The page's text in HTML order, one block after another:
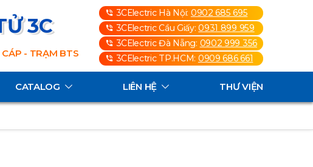
3C
- TRẠM BTS
3CElectric Hà Nội: 0902 685 695
3CElectric Cầu Giấy:0931 899 959
3CElectric Đà Nẵng: 0902 999 356
3CElectric TP.HCM: 0909 686 661
CATALOG LIÊN HỆ THƯ VIỆN